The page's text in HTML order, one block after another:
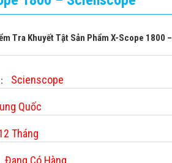
Tra Khuyết Tật Sản Phẩm X-Scope 1800 –
Scienscope
Quốc
Tháng
Đang Có Hàng